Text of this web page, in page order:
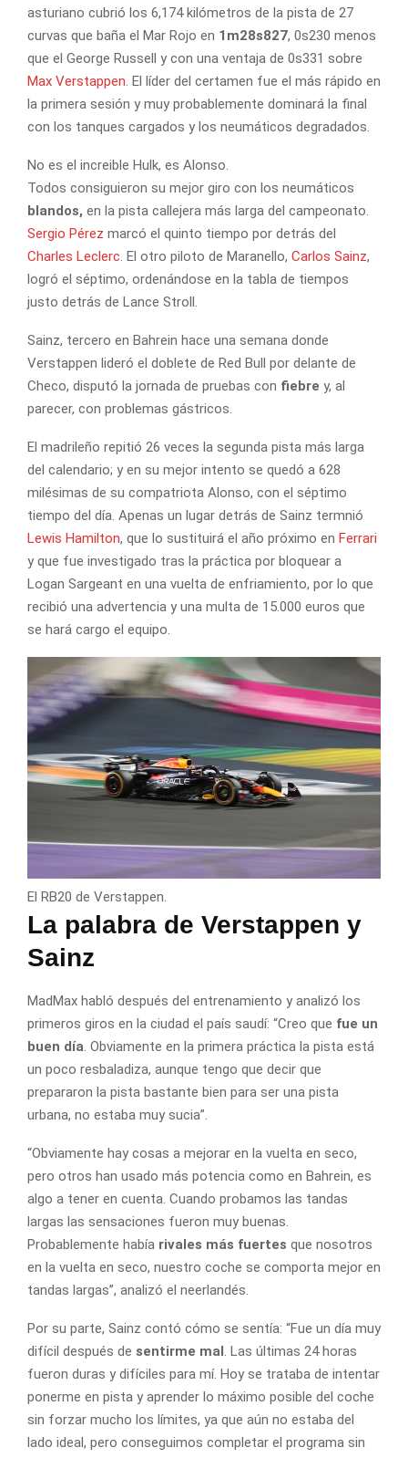
asturiano cubrió los 6,174 kilómetros de la pista de 27
curvas que baña el Mar Rojo en 1m28s827, 0s230 menos
que el George Russell y con una ventaja de 0s331 sobre
Max Verstappen. El líder del certamen fue el más rápido en
la primera sesión y muy probablemente dominará la final
con los tanques cargados y los neumáticos degradados.
No es el increible Hulk, es Alonso.
Todos consiguieron su mejor giro con los neumáticos
blandos, en la pista callejera más larga del campeonato.
Sergio Pérez marcó el quinto tiempo por detrás del
Charles Leclerc. El otro piloto de Maranello, Carlos Sainz,
logró el séptimo, ordenándose en la tabla de tiempos
justo detrás de Lance Stroll.
Sainz, tercero en Bahrein hace una semana donde
Verstappen lideró el doblete de Red Bull por delante de
Checo, disputó la jornada de pruebas con fiebre y, al
parecer, con problemas gástricos.
El madrileño repitió 26 veces la segunda pista más larga
del calendario; y en su mejor intento se quedó a 628
milésimas de su compatriota Alonso, con el séptimo
tiempo del día. Apenas un lugar detrás de Sainz termnió
Lewis Hamilton, que lo sustituirá el año próximo en Ferrari
y que fue investigado tras la práctica por bloquear a
Logan Sargeant en una vuelta de enfriamiento, por lo que
recibió una advertencia y una multa de 15.000 euros que
se hará cargo el equipo.
El RB20 de Verstappen.
La palabra de Verstappen y
Sainz
MadMax habló después del entrenamiento y analizó los
primeros giros en la ciudad el país saudí: “Creo que fue un
buen día. Obviamente en la primera práctica la pista está
un poco resbaladiza, aunque tengo que decir que
prepararon la pista bastante bien para ser una pista
urbana, no estaba muy sucia”.
“Obviamente hay cosas a mejorar en la vuelta en seco,
pero otros han usado más potencia como en Bahrein, es
algo a tener en cuenta. Cuando probamos las tandas
largas las sensaciones fueron muy buenas.
Probablemente había rivales más fuertes que nosotros
en la vuelta en seco, nuestro coche se comporta mejor en
tandas largas”, analizó el neerlandés.
Por su parte, Sainz contó cómo se sentía: “Fue un día muy
difícil después de sentirme mal. Las últimas 24 horas
fueron duras y difíciles para mí. Hoy se trataba de intentar
ponerme en pista y aprender lo máximo posible del coche
sin forzar mucho los límites, ya que aún no estaba del
lado ideal, pero conseguimos completar el programa sin